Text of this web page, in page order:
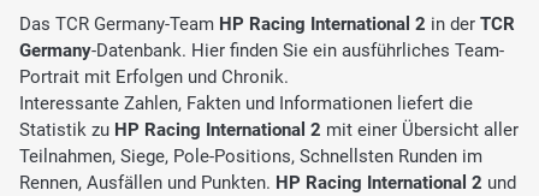
Das TCR Germany-Team HP Racing International 2 in der TCR
Germany-Datenbank. Hier finden Sie ein ausführliches Team-
Portrait mit Erfolgen und Chronik.
Interessante Zahlen, Fakten und Informationen liefert die
Statistik zu HP Racing International 2 mit einer Übersicht aller
Teilnahmen, Siege, Pole-Positions, Schnellsten Runden im
Rennen, Ausfällen und Punkten. HP Racing International 2 und